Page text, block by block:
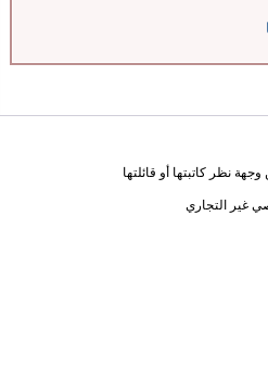
نظر كاتبتها أو قائلتها
غير التجاري